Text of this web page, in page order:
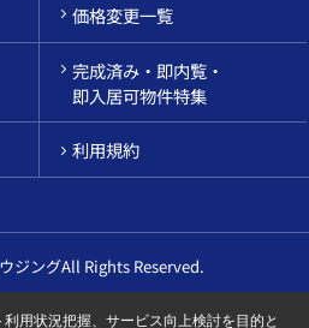
価格変更一覧
完成済み・即内覧・
即入居可物件特集
利用規約
ジングAll Rights Reserved.
用状況把握、サービス向上検討を目的と